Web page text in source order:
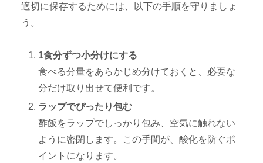
適切に保存するためには、以下の手順を守りましょ
う。
1食分ずつ小分けにする
食べる分量をあらかじめ分けておくと、必要な
分だけ取り出せて便利です。
ラップでぴったり包む
酢飯をラップでしっかり包み、空気に触れない
ように密閉します。この手間が、酸化を防ぐポ
イントになります。